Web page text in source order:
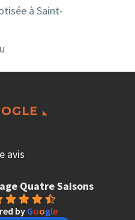
à Saint-
avis
Quatre Saisons
byGoogle